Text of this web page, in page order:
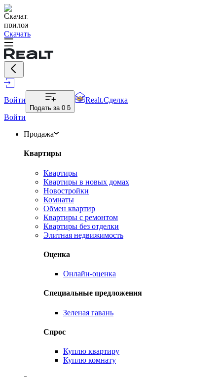
Скачать
Войти
Подать за 0 ƃ
Realt.Сделка
Войти
Продажа
Квартиры
Квартиры
Квартиры в новых домах
Новостройки
Комнаты
Обмен квартир
Квартиры с ремонтом
Квартиры без отделки
Элитная недвижимость
Оценка
Онлайн-оценка
Специальные предложения
Зеленая гавань
Спрос
Куплю квартиру
Куплю комнату